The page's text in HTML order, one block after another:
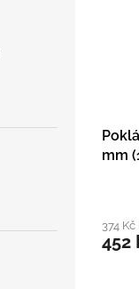
mm
374
452